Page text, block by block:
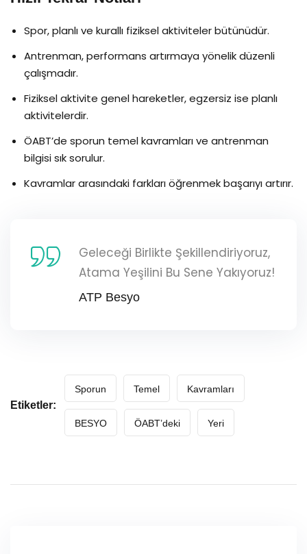
Spor, planlı ve kurallı fiziksel aktiviteler bütünüdür.
Antrenman, performans artırmaya yönelik düzenli
çalışmadır.
Fiziksel aktivite genel hareketler, egzersiz ise planlı
aktivitelerdir.
ÖABT’de sporun temel kavramları ve antrenman
bilgisi sık sorulur.
Kavramlar arasındaki farkları öğrenmek başarıyı artırır.
Geleceği Birlikte Şekillendiriyoruz,
Atama Yeşilini Bu Sene Yakıyoruz!
ATP Besyo
Etiketler:
Sporun Temel Kavramları
BESYO ÖABT’deki Yeri